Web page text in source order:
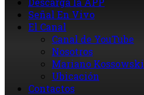
Señal En Vivo
El Canal
Canal de YouTube
Nosotros
Mariano Kossowski
Ubicación
Contactos